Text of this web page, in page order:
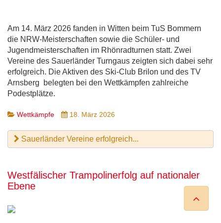
Am 14. März 2026 fanden in Witten beim TuS Bommern
die NRW-Meisterschaften sowie die Schüler- und
Jugendmeisterschaften im Rhönradturnen statt. Zwei
Vereine des Sauerländer Turngaus zeigten sich dabei sehr
erfolgreich. Die Aktiven des Ski-Club Brilon und des TV
Arnsberg belegten bei den Wettkämpfen zahlreiche
Podestplätze.
Wettkämpfe 18. März 2026
Sauerländer Vereine erfolgreich...
Westfälischer Trampolinerfolg auf nationaler
Ebene